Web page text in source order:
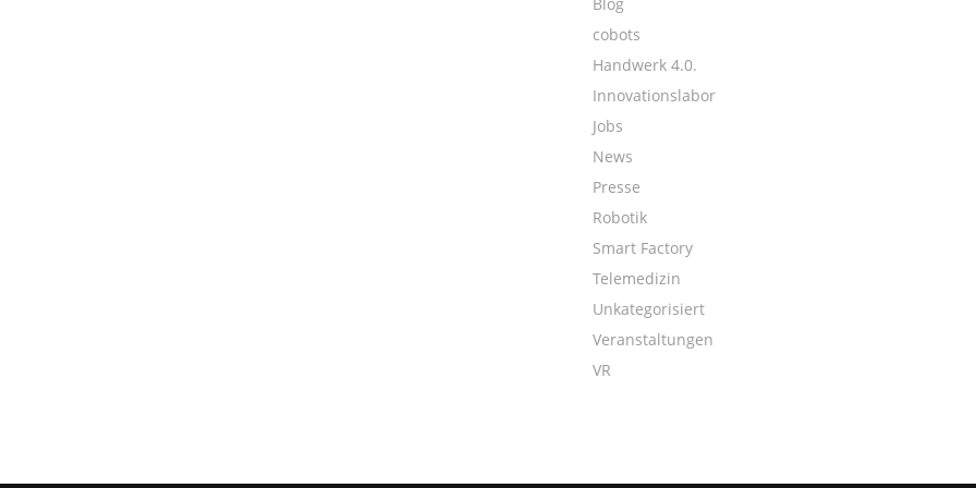
cobots
Handwerk 4.0.
Innovationslabor
Jobs
News
Presse
Robotik
Smart Factory
Telemedizin
Unkategorisiert
Veranstaltungen
VR